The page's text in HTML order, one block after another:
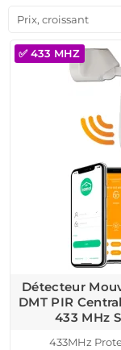
Prix, croissant
✅ 433 MHZ
Détecteur
DMT PIR
433 MHz
433MHz